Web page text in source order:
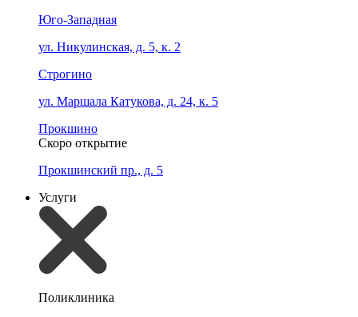
Юго-Западная
ул. Никулинская, д. 5, к. 2
Строгино
ул. Маршала Катукова, д. 24, к. 5
Прокшино
Скоро открытие
Прокшинский пр., д. 5
Услуги
Поликлиника